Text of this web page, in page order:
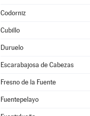
Codorniz
Cubillo
Duruelo
Escarabajosa de Cabezas
Fresno de la Fuente
Fuentepelayo